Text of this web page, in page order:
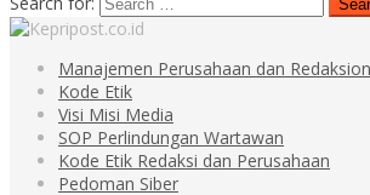
Manajemen Perusahaan dan
Kode Etik
Visi Misi Media
SOP Perlindungan Wartawan
Kode Etik Redaksi dan Perusahaan
Pedoman Siber